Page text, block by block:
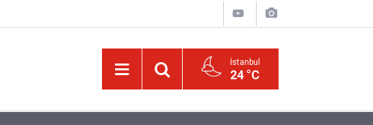
İstanbul
24 °C